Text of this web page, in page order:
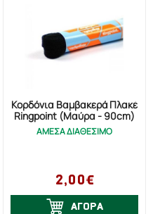
Κορδόνια Βαμβακερά Πλακέ
Ringpoint (Μαύρα - 90cm)
ΑΜΕΣΑ ΔΙΑΘΕΣΙΜΟ
2,00€
ΑΓΟΡΑ